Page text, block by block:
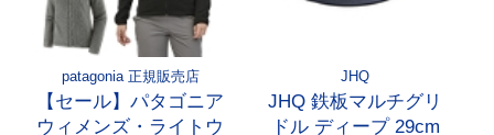
patagonia 正規販売店
【セール】パタゴニア
ウィメンズ・ライトウ
JHQ
JHQ 鉄板マルチグリ
ドル ディープ 29cm